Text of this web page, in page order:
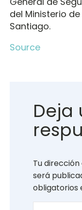
del Ministerio
Santiago.
Source
Deja
Tu
será
obligatorios